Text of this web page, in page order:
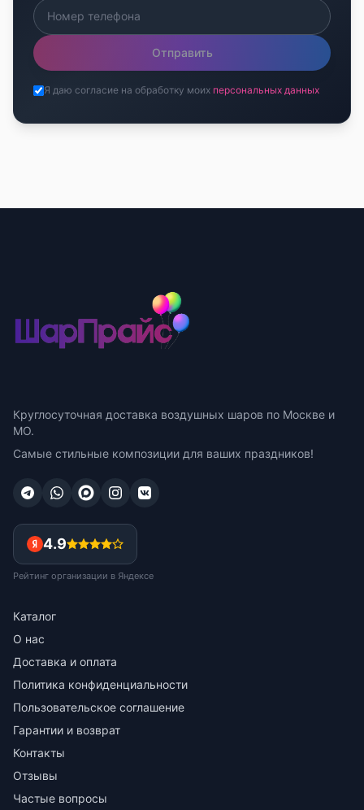
Отправить
Я даю согласие на обработку моих персональных данных
Круглосуточная доставка воздушных шаров по Москве и
МО.
Самые стильные композиции для ваших праздников!
4.9
Рейтинг организации в Яндексе
Каталог
О нас
Доставка и оплата
Политика конфиденциальности
Пользовательское соглашение
Гарантии и возврат
Контакты
Отзывы
Частые вопросы